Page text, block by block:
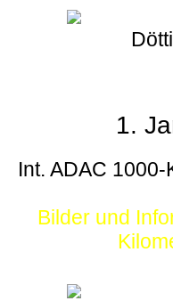
1.
Int. ADAC
Bilder und